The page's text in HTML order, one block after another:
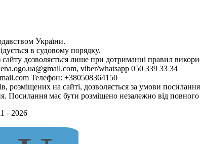
України.
в судовому порядку.
сайту дозволяється лише при дотриманні правил
viber/whatsapp 050 339 33 34
Телефон: +380508364150
розміщених на сайті, дозволяється за умови
Посилання має бути розміщено незалежно від повного
- 2026